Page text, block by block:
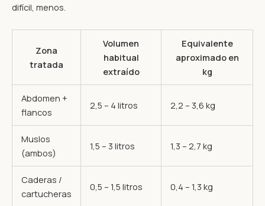
difícil, menos.
Zona
tratada
Volumen
habitual
extraído
Equivalente
aproximado en
kg
Abdomen +
flancos
2,5 – 4 litros 2,2 – 3,6 kg
Muslos
(ambos)
1,5 – 3 litros 1,3 – 2,7 kg
Caderas /
cartucheras
0,5 – 1,5 litros 0,4 – 1,3 kg